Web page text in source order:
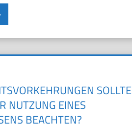
SOLLTE
NUTZUNG EINES
BEACHTEN?